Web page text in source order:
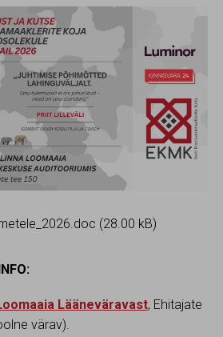
(28.00 kB)
Lääneväravast, Ehitajate
värav).